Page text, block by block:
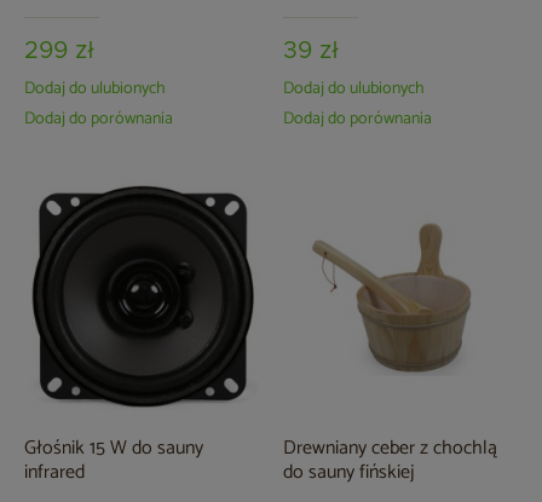
infrared
299 zł
Dodaj do ulubionych
Dodaj do porównania
39 zł
Dodaj do ulubionych
Dodaj do porównania
Głośnik 15 W do sauny
infrared
Drewniany ceber z chochlą
do sauny fińskiej